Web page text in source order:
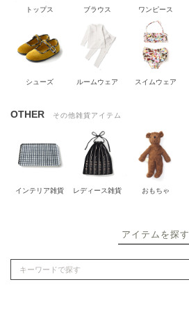
トップス ブラウス ワンピース
シューズ ルームウェア スイムウェア
OTHER その他雑貨アイテム
インテリア雑貨 レディース雑貨 おもちゃ
アイテムを探す